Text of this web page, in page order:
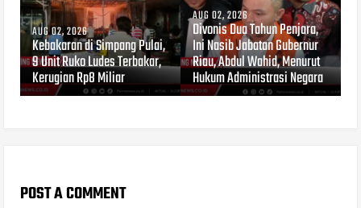
AUG 02, 2026
Kebakaran di Simpang Pulai,
9 Unit Ruko Ludes Terbakar,
Kerugian Rp8 Miliar
AUG 02, 2026
Divonis Dua Tahun Penjara,
Ini Nasib Jabatan Gubernur
Riau, Abdul Wahid, Menurut
Hukum Administrasi Negara
POST A COMMENT